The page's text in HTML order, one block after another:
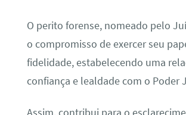
O perito forense, nomeado pelo
o compromisso de exercer seu
fidelidade, estabelecendo uma
confiança e lealdade com o Poder